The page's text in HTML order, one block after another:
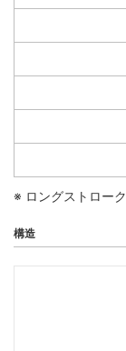
※ ロングストロー
構造